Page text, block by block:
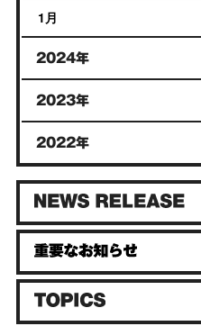
1月
2024年
2023年
2022年